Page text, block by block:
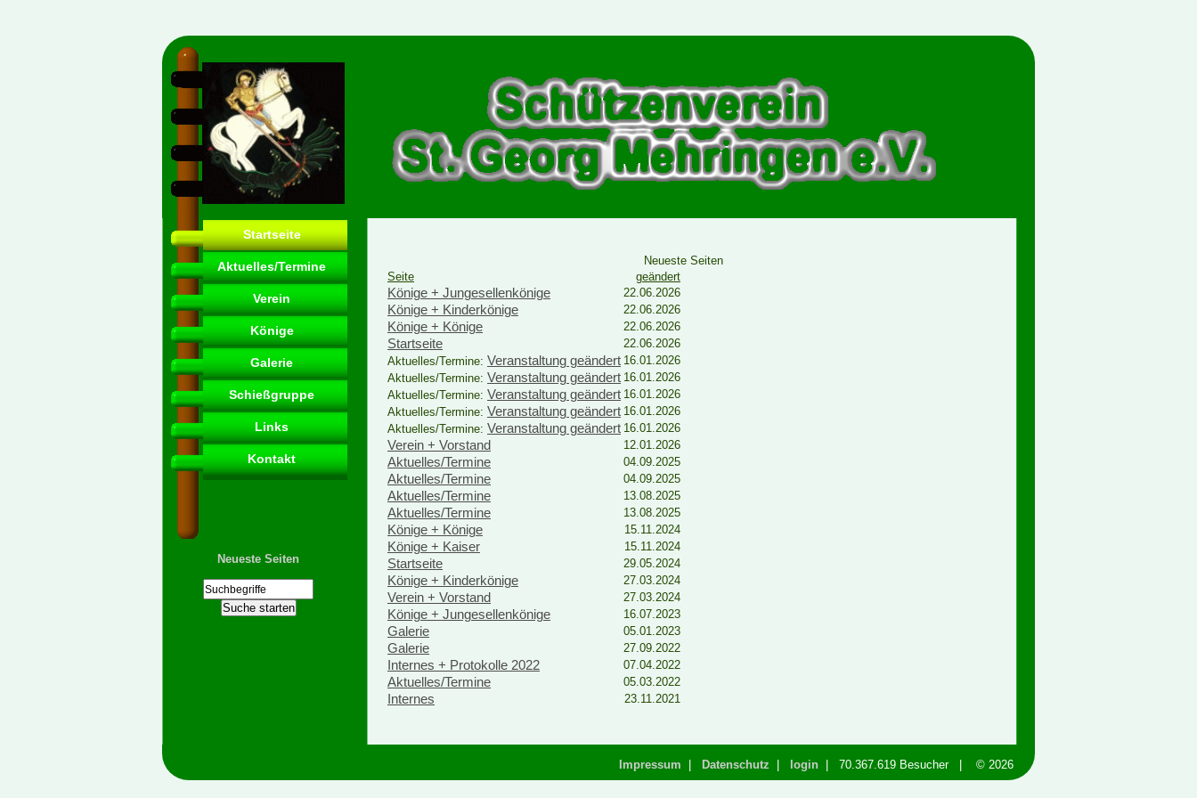
Startseite
Aktuelles/Termine
Verein
Könige
Galerie
Schießgruppe
Links
Kontakt
Neueste Seiten
Neueste Seiten
Seite
geändert
Könige + Jungesellenkönige 22.06.2026
Könige + Kinderkönige 22.06.2026
Könige + Könige 22.06.2026
Startseite
22.06.2026
Aktuelles/Termine: Veranstaltung geändert 16.01.2026
Aktuelles/Termine: Veranstaltung geändert 16.01.2026
Aktuelles/Termine: Veranstaltung geändert 16.01.2026
Aktuelles/Termine: Veranstaltung geändert 16.01.2026
Aktuelles/Termine: Veranstaltung geändert 16.01.2026
Verein + Vorstand 12.01.2026
Aktuelles/Termine 04.09.2025
Aktuelles/Termine 04.09.2025
Aktuelles/Termine 13.08.2025
Aktuelles/Termine 13.08.2025
Könige + Könige 15.11.2024
Könige + Kaiser 15.11.2024
Startseite 29.05.2024
Könige + Kinderkönige 27.03.2024
Verein + Vorstand 27.03.2024
Könige + Jungesellenkönige 16.07.2023
Galerie 05.01.2023
Galerie 27.09.2022
Internes + Protokolle 2022 07.04.2022
Aktuelles/Termine 05.03.2022
Internes 23.11.2021
Impressum Datenschutz login | 70.367.619 Besucher | © 2026